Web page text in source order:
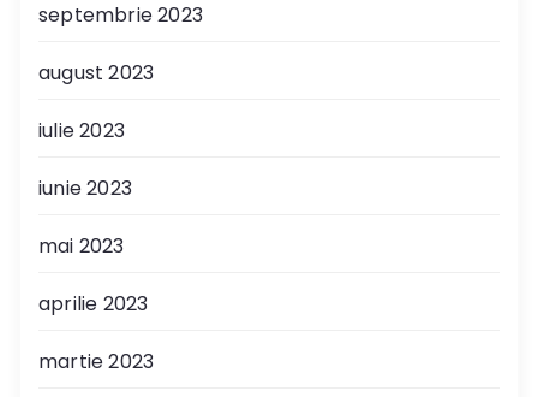
septembrie 2023
august 2023
iulie 2023
iunie 2023
mai 2023
aprilie 2023
martie 2023